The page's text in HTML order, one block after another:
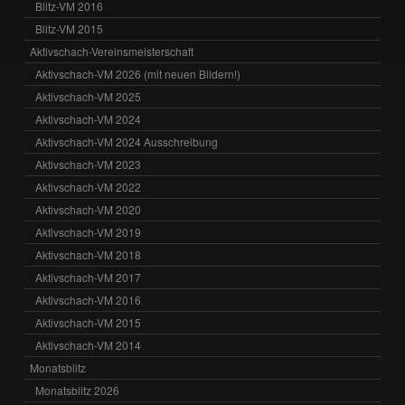
Blitz-VM 2016
Blitz-VM 2015
Aktivschach-Vereinsmeisterschaft
Aktivschach-VM 2026 (mit neuen Bildern!)
Aktivschach-VM 2025
Aktivschach-VM 2024
Aktivschach-VM 2024 Ausschreibung
Aktivschach-VM 2023
Aktivschach-VM 2022
Aktivschach-VM 2020
Aktivschach-VM 2019
Aktivschach-VM 2018
Aktivschach-VM 2017
Aktivschach-VM 2016
Aktivschach-VM 2015
Aktivschach-VM 2014
Monatsblitz
Monatsblitz 2026